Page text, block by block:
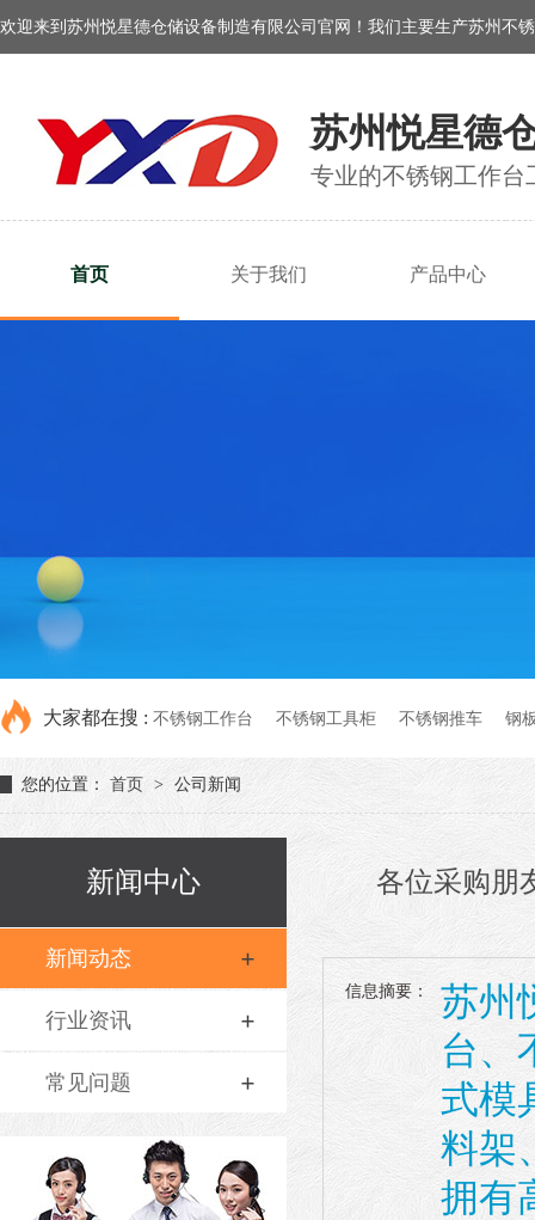
欢迎来到苏州悦星德仓储设备制造有限公司官网！我们主要生产苏州不
苏州悦星德
专业的不锈钢工作台
首页 关于我们 产品中心
大家都在搜 : 不锈钢工作台 不锈钢工具柜 不锈钢推车 钢
您的位置： 首页 > 公司新闻
新闻中心
新闻动态
行业资讯
常见问题
各位采购朋
信息摘要：
苏州
台、
式模
料架
拥有